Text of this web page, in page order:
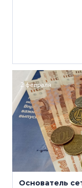
2 февраля
Основатель